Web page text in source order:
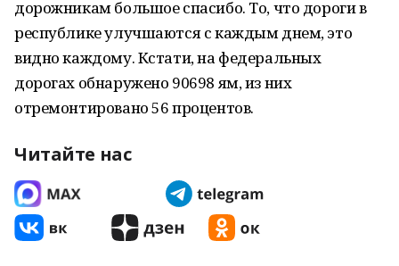
дорожникам большое спасибо. То, что дороги в
республике улучшаются с каждым днем, это
видно каждому. Кстати, на федеральных
дорогах обнаружено 90698 ям, из них
отремонтировано 56 процентов.
Читайте нас